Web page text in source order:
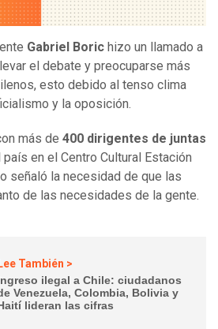
Gabriel Boric hizo un llamado a
el debate y preocuparse más
esto debido al tenso clima
y la oposición.
más de 400 dirigentes de juntas
en el Centro Cultural Estación
señaló la necesidad de que las
de las necesidades de la gente.
Lee También >
ilegal a Chile: ciudadanos
Venezuela, Colombia, Bolivia y
lideran las cifras